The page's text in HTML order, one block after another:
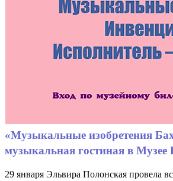
«Музыкальные изобретения
музыкальная гостиная в
29 января Эльвира Полонская провела